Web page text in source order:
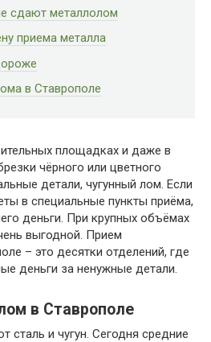
сдают металлолом
приема металла
в Ставрополе
площадках и даже в
чёрного или цветного
детали, чугунный лом. Если
в специальные пункты приёма,
деньги. При крупных объёмах
выгодной. Прием
– это десятки отделений, где
деньги за ненужные детали.
в Ставрополе
и чугун. Сегодня средние